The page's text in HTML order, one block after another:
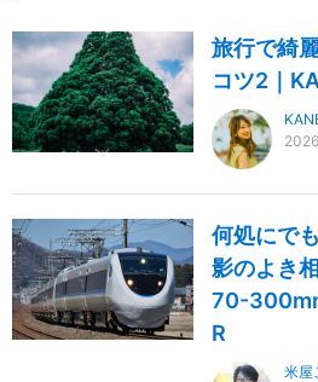
旅行で綺
コツ2｜
何処にで
影のよき
70-
R
米屋